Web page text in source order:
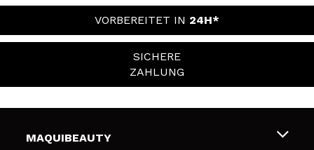
VORBEREITET IN 24H*
SICHERE
ZAHLUNG
MAQUIBEAUTY